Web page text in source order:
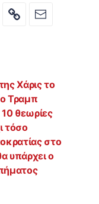
Χάρις το
ο Τραμπ
θεωρίες
τόσο
στο
υπάρχει ο